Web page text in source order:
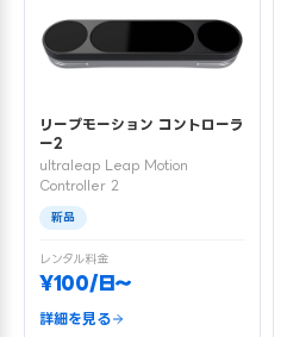
リープモーション コントローラ
ー2
ultraleap Leap Motion
Controller 2
新品
レンタル料金
¥100/日〜
詳細を見る